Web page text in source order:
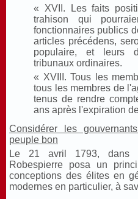
« XVII. Les faits
trahison qui
fonctionnaires publics
articles précédens,
populaire, et leurs
tribunaux ordinaires.
« XVIII. Tous les
tous les membres de
tenus de rendre
ans après l'expiration
Considérer les
peuple bon
Le 21 avril 1793, dans
Robespierre posa un
conceptions des élites en
modernes en particulier, à